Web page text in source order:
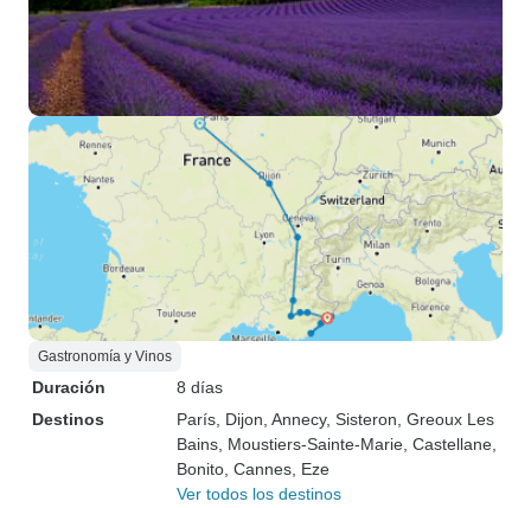
Gastronomía y Vinos
Duración
8 días
Destinos
París , Dijon , Annecy, Sisteron , Greoux Les
Bains , Moustiers-Sainte-Marie , Castellane
Bonito , Cannes , Eze
Ver todos los destinos